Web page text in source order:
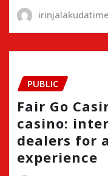
PUBLIC
Fair Go
casino:
dealers for
experience